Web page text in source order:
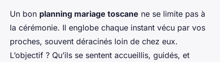
Un bon planning mariage toscane ne se limite pas à
la cérémonie. Il englobe chaque instant vécu par vos
proches, souvent déracinés loin de chez eux.
L’objectif ? Qu’ils se sentent accueillis, guidés, et